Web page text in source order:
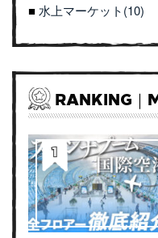
水上マーケット(10)
RANKING｜